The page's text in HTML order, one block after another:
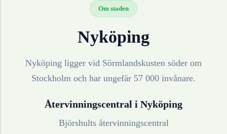
Om staden
Nyköping
Nyköping ligger vid Sörmlandskusten söder om
Stockholm och har ungefär 57 000 invånare.
Återvinningscentral i Nyköping
Björshults återvinningscentral